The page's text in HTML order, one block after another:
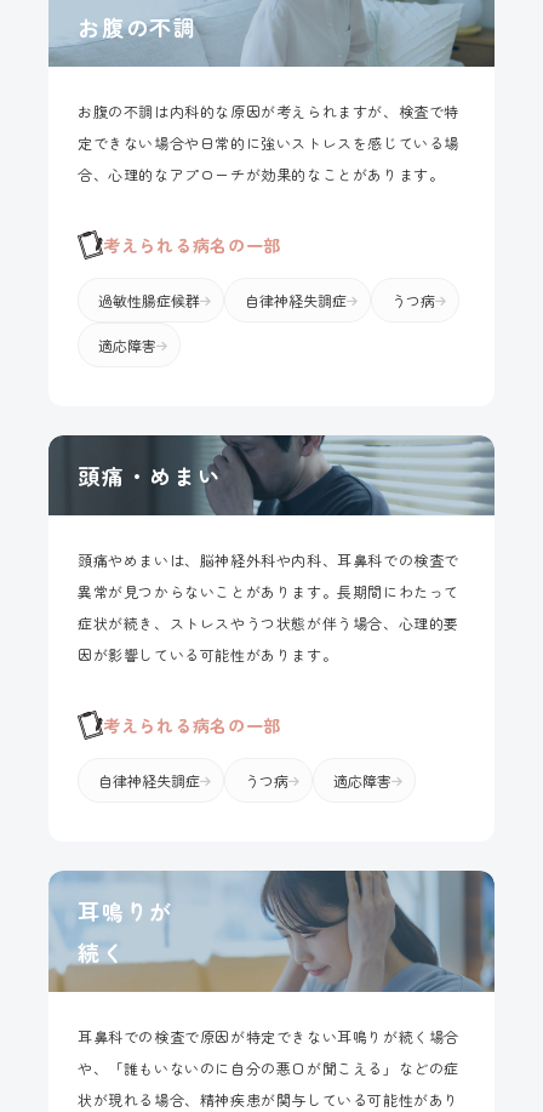
お腹の不調は内科的な原因が考えられますが、検査で特
定できない場合や日常的に強いストレスを感じている場
合、心理的なアプローチが効果的なことがあります。
考えられる病名の一部
過敏性腸症候群 自律神経失調症 うつ病
適応障害
お腹の不調
頭痛やめまいは、脳神経外科や内科、耳鼻科での検査で
異常が見つからないことがあります。長期間にわたって
症状が続き、ストレスやうつ状態が伴う場合、心理的要
因が影響している可能性があります。
考えられる病名の一部
自律神経失調症 うつ病 適応障害
頭痛・めまい
耳鼻科での検査で原因が特定できない耳鳴りが続く場合
や、「誰もいないのに自分の悪口が聞こえる」などの症
状が現れる場合、精神疾患が関与している可能性があり
耳鳴りが
続く